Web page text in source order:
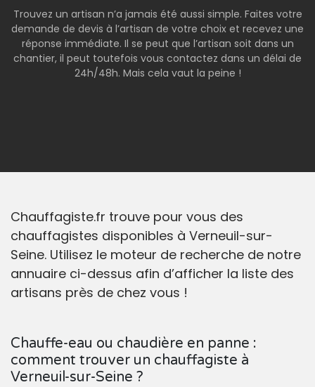
Trouvez un artisan n’a jamais été aussi simple. Faites votre
demande de devis à l’artisan de votre choix et recevez une
réponse immédiate. Il se peut que l’artisan soit dans un
chantier, il peut toutefois vous contactez dans un délai de
24h/48h. Mais cela vaut la peine !
Chauffagiste.fr trouve pour vous des
chauffagistes disponibles à Verneuil-sur-
Seine. Utilisez le moteur de recherche de notre
annuaire ci-dessus afin d’afficher la liste des
artisans près de chez vous !
Chauffe-eau ou chaudière en panne :
comment trouver un chauffagiste à
Verneuil-sur-Seine ?